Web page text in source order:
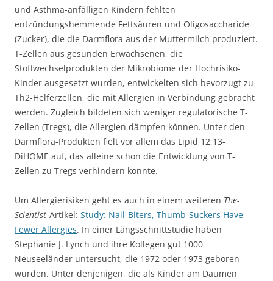
und Asthma-anfälligen Kindern fehlten
entzündungshemmende Fettsäuren und Oligosaccharide
(Zucker), die die Darmflora aus der Muttermilch produziert.
T-Zellen aus gesunden Erwachsenen, die
Stoffwechselprodukten der Mikrobiome der Hochrisiko-
Kinder ausgesetzt wurden, entwickelten sich bevorzugt zu
Th2-Helferzellen, die mit Allergien in Verbindung gebracht
werden. Zugleich bildeten sich weniger regulatorische T-
Zellen (Tregs), die Allergien dämpfen können. Unter den
Darmflora-Produkten fielt vor allem das Lipid 12,13-
DiHOME auf, das alleine schon die Entwicklung von T-
Zellen zu Tregs verhindern konnte.
Um Allergierisiken geht es auch in einem weiteren The-
Scientist-Artikel: Study: Nail-Biters, Thumb-Suckers Have
Fewer Allergies. In einer Längsschnittstudie haben
Stephanie J. Lynch und ihre Kollegen gut 1000
Neuseeländer untersucht, die 1972 oder 1973 geboren
wurden. Unter denjenigen, die als Kinder am Daumen